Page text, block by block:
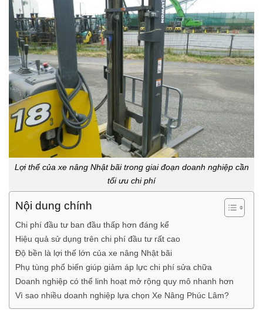
Lợi thế của xe nâng Nhật bãi trong giai đoạn doanh nghiệp cần
tối ưu chi phí
Nội dung chính
Chi phí đầu tư ban đầu thấp hơn đáng kể
Hiệu quả sử dụng trên chi phí đầu tư rất cao
Độ bền là lợi thế lớn của xe nâng Nhật bãi
Phụ tùng phổ biến giúp giảm áp lực chi phí sửa chữa
Doanh nghiệp có thể linh hoạt mở rộng quy mô nhanh hơn
Vì sao nhiều doanh nghiệp lựa chọn Xe Nâng Phúc Lâm?